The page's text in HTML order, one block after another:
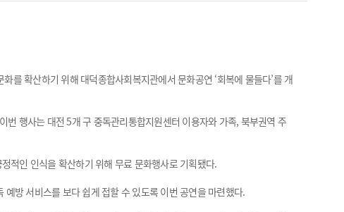
를 확산하기 위해 대덕종합사회복지관에서 문화공연 ‘회복에 물들다’를 개
행사는 대전 5개 구 중독관리통합지원센터 이용자와 가족, 북부권역 주
적인 인식을 확산하기 위해 무료 문화행사로 기획됐다.
방 서비스를 보다 쉽게 접할 수 있도록 이번 공연을 마련했다.